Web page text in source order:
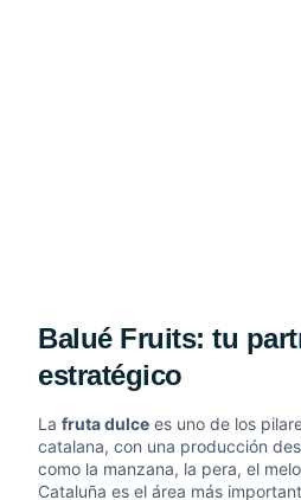
Balué Fruits: tu
estratégico
Lafruta dulce es uno de los
catalana, con una producción
como la manzana, la pera, el
Cataluña es el área más